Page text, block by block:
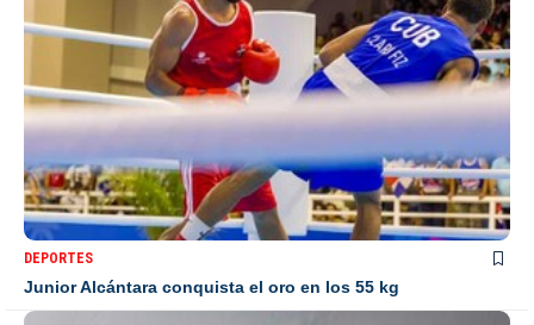
DEPORTES
Junior Alcántara conquista el oro en los 55 kg